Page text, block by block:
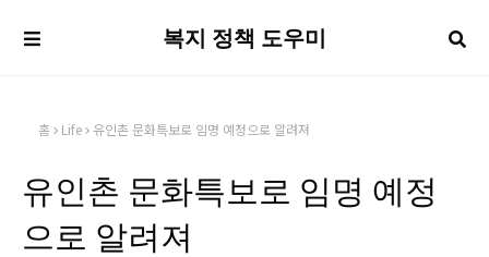
복지 정책 도우미
홈 Life 유인촌 문화특보로 임명 예정으로 알려져
유인촌 문화특보로 임명 예정
으로 알려져